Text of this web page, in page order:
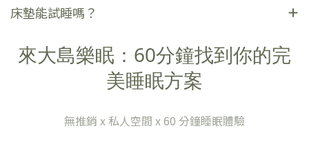
床墊能試睡嗎？
來大島樂眠：60分鐘找到你的完
美睡眠方案
無推銷 x 私人空間 x 60 分鐘睡眠體驗